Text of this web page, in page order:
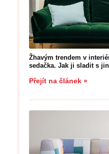
Žhavým trendem v
sedačka. Jak ji sladit s
Přejít na článek »